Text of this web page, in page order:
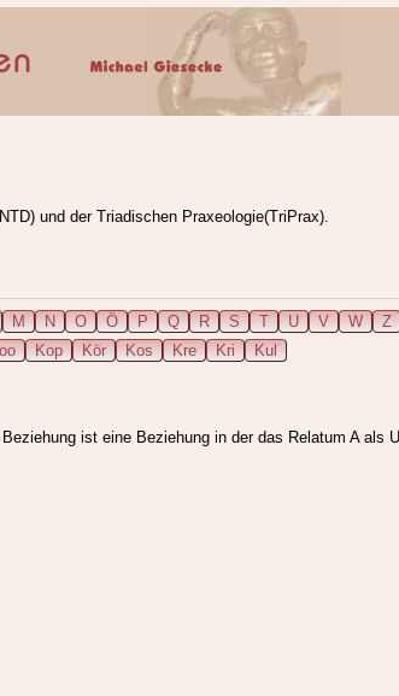
und der Triadischen Praxeologie(TriPrax).
M N O Ö P Q R S T U V W
Z
Kop Kör Kos Kre Kri Kul
ist eine Beziehung in der das Relatum A als